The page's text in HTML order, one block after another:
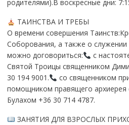
родителями).В воскресные дни:
ТАИНСТВА И ТРЕБЫ
О времени совершения
Соборования, а также о
можно договориться:
с
Святой Троицы священником
30 194 9001.
со священником
помощником правящего архиерея
Булахом +36 30 714 4787.
ЗАНЯТИЯ ДЛЯ ВЗРОСЛЫХ